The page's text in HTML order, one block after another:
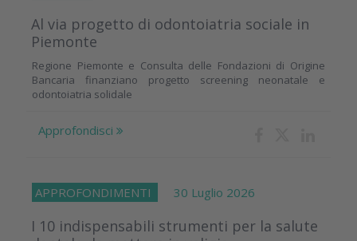
Al via progetto di odontoiatria sociale in
Piemonte
Regione Piemonte e Consulta delle Fondazioni di Origine
Bancaria finanziano progetto screening neonatale e
odontoiatria solidale
Approfondisci
APPROFONDIMENTI 30 Luglio 2026
I 10 indispensabili strumenti per la salute